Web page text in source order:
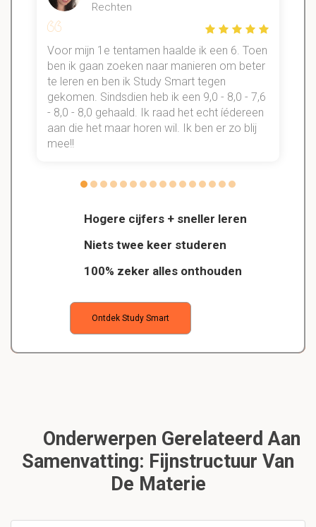
Hogere cijfers + sneller leren
Niets twee keer studeren
100% zeker alles onthouden
Ontdek Study Smart
Rechten
Voor mijn 1e tentamen haalde ik een 6. Toen
ben ik gaan zoeken naar manieren om beter
te leren en ben ik Study Smart tegen
gekomen. Sindsdien heb ik een 9,0 - 8,0 - 7,6
- 8,0 - 8,0 gehaald. Ik raad het echt íédereen
aan die het maar horen wil. Ik ben er zo blij
mee!!
Onderwerpen Gerelateerd Aan
Samenvatting: Fijnstructuur Van
De Materie